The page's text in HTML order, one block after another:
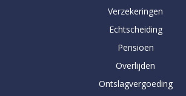
Verzekeringen
Echtscheiding
Pensioen
Overlijden
Ontslagvergoeding